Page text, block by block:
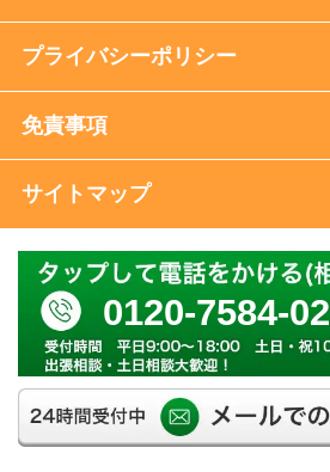
プライバシーポリシー
免責事項
サイトマップ
0120-7584-02